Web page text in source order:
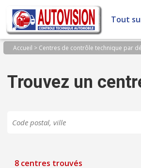
Panneau de gestion des cookies
Tout
Accueil > Centres de contrôle technique par
Trouvez un
8 centres trouvés